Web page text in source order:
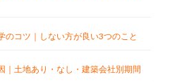
のコツ｜しない方が良い3つのこと
｜土地あり・なし・建築会社別期間